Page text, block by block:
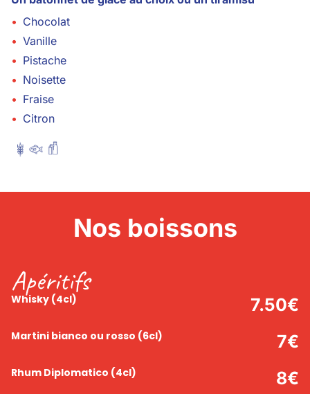
• Chocolat
• Vanille
• Pistache
• Noisette
• Fraise
• Citron
Nos boissons
Apéritifs
Whisky (4cl) 7.50€
Martini bianco ou rosso (6cl) 7€
Rhum Diplomatico (4cl) 8€